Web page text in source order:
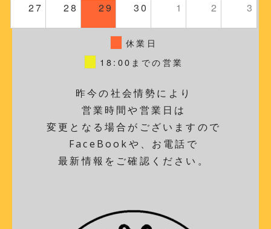
27 28 29 30 1 2 3
休業日
18:00までの営業
昨今の社会情勢により
営業時間や営業日は
変更となる場合がございますので
FaceBookや、お電話で
最新情報をご確認ください。